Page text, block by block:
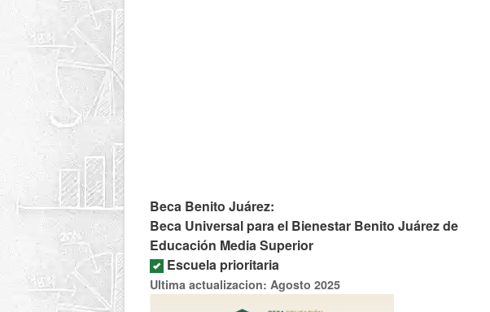
Beca Benito Juárez:
Beca Universal para el Bienestar Benito Juárez de
Educación Media Superior
Escuela prioritaria
Ultima actualizacion: Agosto 2025